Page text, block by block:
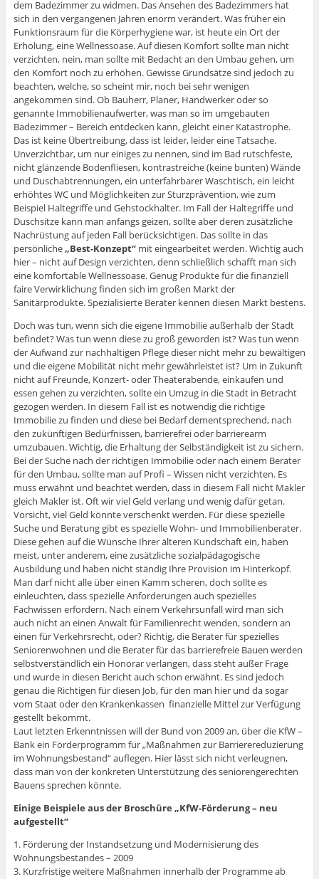
dem Badezimmer zu widmen. Das Ansehen des Badezimmers hat
sich in den vergangenen Jahren enorm verändert. Was früher ein
Funktionsraum für die Körperhygiene war, ist heute ein Ort der
Erholung, eine Wellnessoase. Auf diesen Komfort sollte man nicht
verzichten, nein, man sollte mit Bedacht an den Umbau gehen, um
den Komfort noch zu erhöhen. Gewisse Grundsätze sind jedoch zu
beachten, welche, so scheint mir, noch bei sehr wenigen
angekommen sind. Ob Bauherr, Planer, Handwerker oder so
genannte Immobilienaufwerter, was man so im umgebauten
Badezimmer – Bereich entdecken kann, gleicht einer Katastrophe.
Das ist keine Übertreibung, dass ist leider, leider eine Tatsache.
Unverzichtbar, um nur einiges zu nennen, sind im Bad rutschfeste,
nicht glänzende Bodenfliesen, kontrastreiche (keine bunten) Wände
und Duschabtrennungen, ein unterfahrbarer Waschtisch, ein leicht
erhöhtes WC und Möglichkeiten zur Sturzprävention, wie zum
Beispiel Haltegriffe und Gehstockhalter. Im Fall der Haltegriffe und
Duschsitze kann man anfangs geizen, sollte aber deren zusätzliche
Nachrüstung auf jeden Fall berücksichtigen. Das sollte in das
persönliche„Best-Konzept“mit eingearbeitet werden. Wichtig auch
hier – nicht auf Design verzichten, denn schließlich schafft man sich
eine komfortable Wellnessoase. Genug Produkte für die finanziell
faire Verwirklichung finden sich im großen Markt der
Sanitärprodukte. Spezialisierte Berater kennen diesen Markt bestens.
Doch was tun, wenn sich die eigene Immobilie außerhalb der Stadt
befindet? Was tun wenn diese zu groß geworden ist? Was tun wenn
der Aufwand zur nachhaltigen Pflege dieser nicht mehr zu bewältigen
und die eigene Mobilität nicht mehr gewährleistet ist? Um in Zukunft
nicht auf Freunde, Konzert- oder Theaterabende, einkaufen und
essen gehen zu verzichten, sollte ein Umzug in die Stadt in Betracht
gezogen werden. In diesem Fall ist es notwendig die richtige
Immobilie zu finden und diese bei Bedarf dementsprechend, nach
den zukünftigen Bedürfnissen, barrierefrei oder barrierearm
umzubauen. Wichtig, die Erhaltung der Selbständigkeit ist zu sichern.
Bei der Suche nach der richtigen Immobilie oder nach einem Berater
für den Umbau, sollte man auf Profi – Wissen nicht verzichten. Es
muss erwähnt und beachtet werden, dass in diesem Fall nicht Makler
gleich Makler ist. Oft wir viel Geld verlang und wenig dafür getan.
Vorsicht, viel Geld könnte verschenkt werden. Für diese spezielle
Suche und Beratung gibt es spezielle Wohn- und Immobilienberater.
Diese gehen auf die Wünsche Ihrer älteren Kundschaft ein, haben
meist, unter anderem, eine zusätzliche sozialpädagogische
Ausbildung und haben nicht ständig Ihre Provision im Hinterkopf.
Man darf nicht alle über einen Kamm scheren, doch sollte es
einleuchten, dass spezielle Anforderungen auch spezielles
Fachwissen erfordern. Nach einem Verkehrsunfall wird man sich
auch nicht an einen Anwalt für Familienrecht wenden, sondern an
einen für Verkehrsrecht, oder? Richtig, die Berater für spezielles
Seniorenwohnen und die Berater für das barrierefreie Bauen werden
selbstverständlich ein Honorar verlangen, dass steht außer Frage
und wurde in diesen Bericht auch schon erwähnt. Es sind jedoch
genau die Richtigen für diesen Job, für den man hier und da sogar
vom Staat oder den Krankenkassen finanzielle Mittel zur Verfügung
gestellt bekommt.
Laut letzten Erkenntnissen will der Bund von 2009 an, über die KfW –
Bank ein Förderprogramm für „Maßnahmen zur Barrierereduzierung
im Wohnungsbestand“ auflegen. Hier lässt sich nicht verleugnen,
dass man von der konkreten Unterstützung des seniorengerechten
Bauens sprechen könnte.
Einige Beispiele aus der Broschüre „KfW-Förderung – neu
aufgestellt“
1. Förderung der Instandsetzung und Modernisierung des
Wohnungsbestandes – 2009
3. Kurzfristige weitere Maßnahmen innerhalb der Programme ab